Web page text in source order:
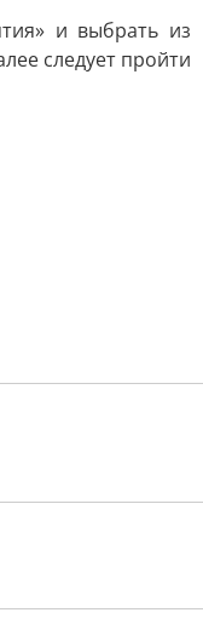
и выбрать из
следует пройти